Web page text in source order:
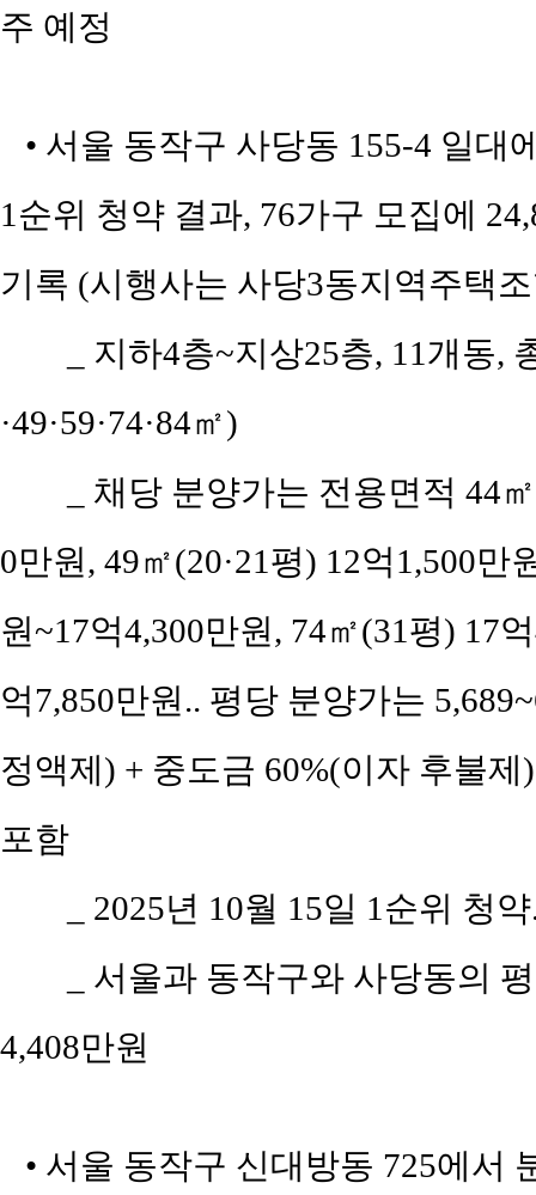
주 예정
• 서울 동작구 사당동 155-4 일대
1순위 청약 결과, 76가구 모집에
기록 (시행사는 사당3동지역주택
_ 지하4층~지상25층, 11개동,
·49·59·74·84㎡)
_ 채당 분양가는 전용면적 44
0만원, 49㎡(20·21평) 12억1,500만
원~17억4,300만원, 74㎡(31평) 17
억7,850만원.. 평당 분양가는
정액제) + 중도금 60%(이자 후불
포함
_ 2025년 10월 15일 1순위 청
_ 서울과 동작구와 사당동의
4,408만원
• 서울 동작구 신대방동 725에서